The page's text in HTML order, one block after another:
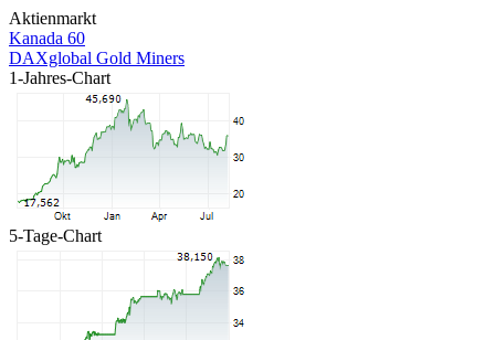
Aktienmarkt
Kanada 60
DAXglobal Gold Miners
1-Jahres-Chart
5-Tage-Chart